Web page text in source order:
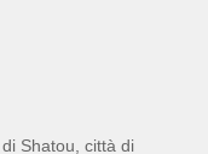
Shatou, città di